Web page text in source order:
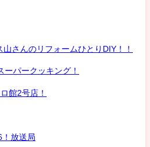
さんのリフォームひとりDIY！！
ーパークッキング！
館2号店！
！放送局